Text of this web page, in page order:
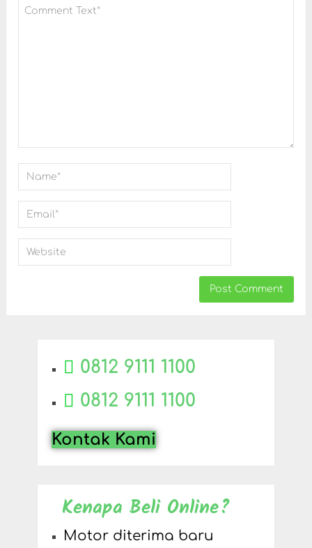
0812 9111 1100
0812 9111 1100
Kontak Kami
Kenapa Beli Online?
Motor diterima baru